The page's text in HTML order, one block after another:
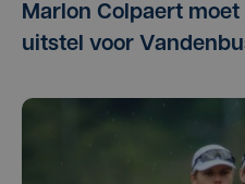
Marlon Colpaert
uitstel voor